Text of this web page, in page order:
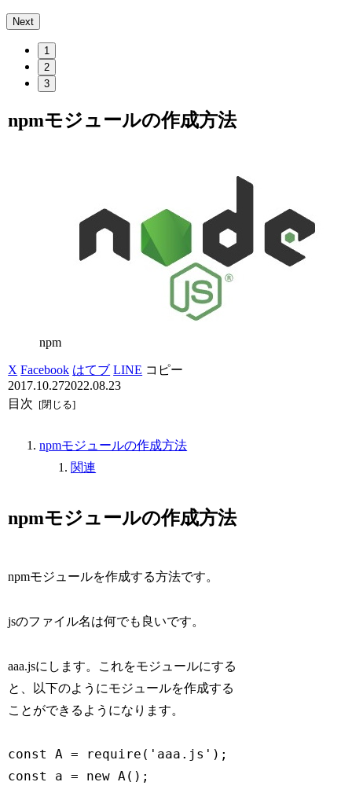
Next
1
2
3
npmモジュールの作成方法
npm
X Facebook はてブ LINE コピー
2017.10.272022.08.23
目次
npmモジュールの作成方法
関連
npmモジュールの作成方法
npmモジュールを作成する方法です。
jsのファイル名は何でも良いです。
aaa.jsにします。これをモジュールにする
と、以下のようにモジュールを作成する
ことができるようになります。
const A = require('aaa.js');
const a = new A();